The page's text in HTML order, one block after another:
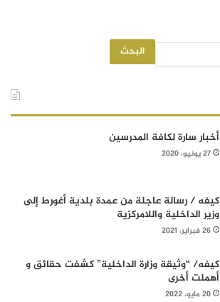
البحث
أخبار سارة لكافة المدرسين
27 يونيو، 2020
كيفه / رسالة عاجلة من عمدة بلدية أغورط إلى
وزير الداخلية واللامركزية
26 فبراير، 2021
كيفه/ “وثيقة وزارة الداخلية” كشفت حقائق و
أهملت أخرى
20 مايو، 2022